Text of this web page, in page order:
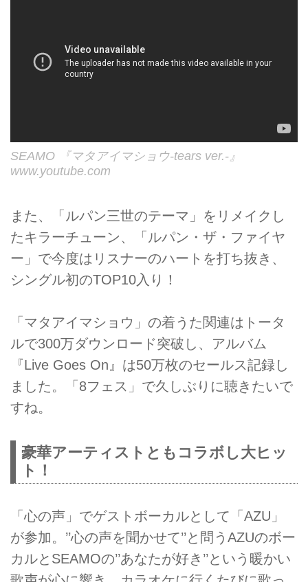
SEAMO 『マタアイマショウ-tears ver.-』
www.youtube.com
また、「ルパン三世のテーマ」をリメイクし
たキラーチューン、「ルパン・ザ・ファイヤ
ー」で今度はリスナーのハートを打ち抜き、
シングル初のTOP10入り！
「マタアイマショウ」の着うた関連はトータ
ルで300万ダウンロード突破し、アルバム
『Live Goes On』は50万枚のセールス記録し
ました。「8フェス」で久しぶりに聴きたいで
すね。
豪華アーティストともコラボし大ヒッ
ト！
「心の声」でゲストボーカルとして「AZU」
が参加。’’心の声を聞かせて’’と問うAZUのボー
カルとSEAMOの’’あなたが好き’’という暖かい